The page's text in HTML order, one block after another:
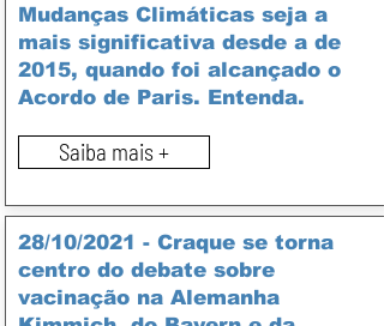
Mudanças Climáticas seja a
mais significativa desde a de
2015, quando foi alcançado o
Acordo de Paris. Entenda.
Saiba mais +
28/10/2021 - Craque se torna
centro do debate sobre
vacinação na Alemanha